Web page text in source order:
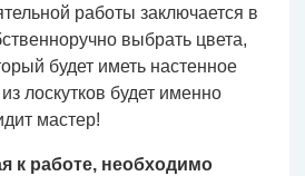
работы заключается в
выбрать цвета,
будет иметь настенное
лоскутков будет именно
мастер!
к работе, необходимо